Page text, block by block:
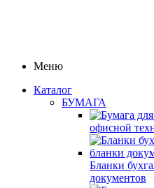
Меню
Каталог
БУМАГА
офисной
Бланки
документов